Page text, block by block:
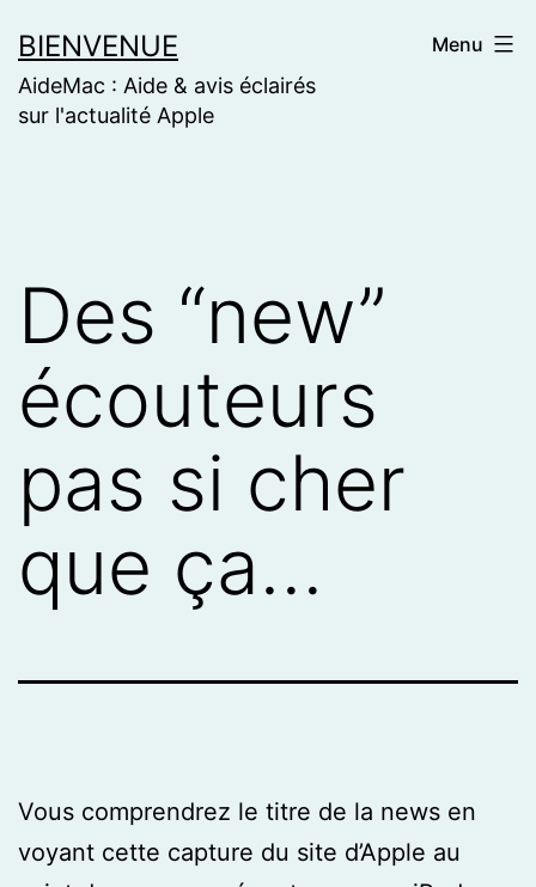
to
content
BIENVENUE
AideMac : Aide & avis éclairés
sur l'actualité Apple
Menu
Des “new”
écouteurs
pas si cher
que ça…
Vous comprendrez le titre de la news en
voyant cette capture du site d’Apple au